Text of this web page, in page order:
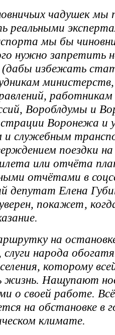
чадушек мы
реальными
мы бы
нужно запретить
(дабы избежать
министерств,
Вороблдумы и
Воронежа и
и служебным
поездки на
или отчёта
отчётами в
депутат Елена
покажет,
на
народа
которому
жизнь. Нащупают
о своей работе.
на обстановке в
климате.